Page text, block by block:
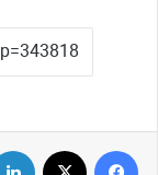
فیس بوک